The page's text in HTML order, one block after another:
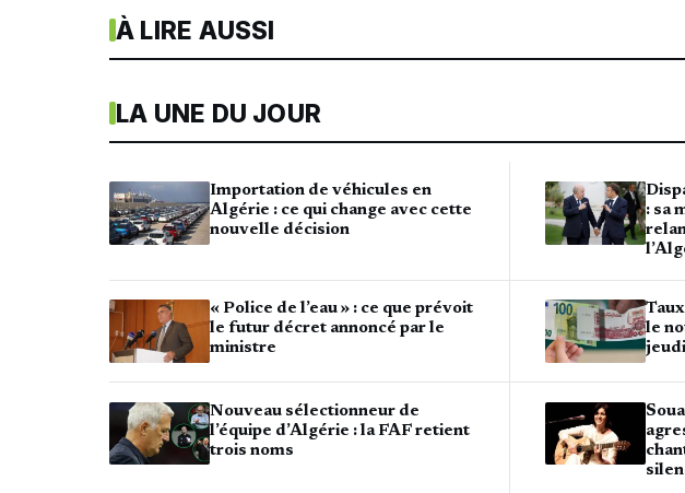
À LIRE AUSSI
LA UNE DU JOUR
Importation de véhicules en
Algérie : ce qui change avec cette
nouvelle décision
« Police de l’eau » : ce que prévoit
le futur décret annoncé par le
ministre
Nouveau sélectionneur de
l’équipe d’Algérie : la FAF retient
trois noms
: sa
le